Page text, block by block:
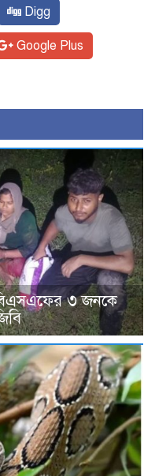
Digg
Google Plus
বিএসএফের ৩ জনকে